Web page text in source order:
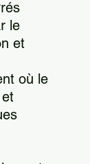
le
et
où le